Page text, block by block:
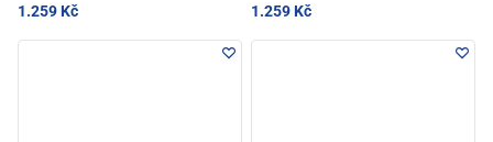
1.259 Kč 1.259 Kč